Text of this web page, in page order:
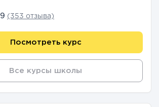
(353 отзыва)
Посмотреть курс
Все курсы школы